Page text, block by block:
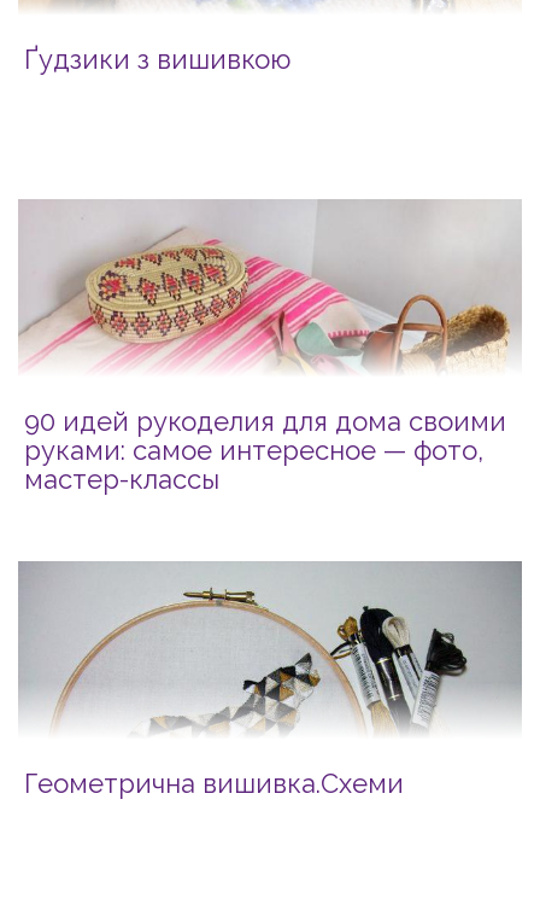
Ґудзики з вишивкою
90 идей рукоделия для дома своими
руками: самое интересное — фото,
мастер-классы
Геометрична вишивка.Схеми